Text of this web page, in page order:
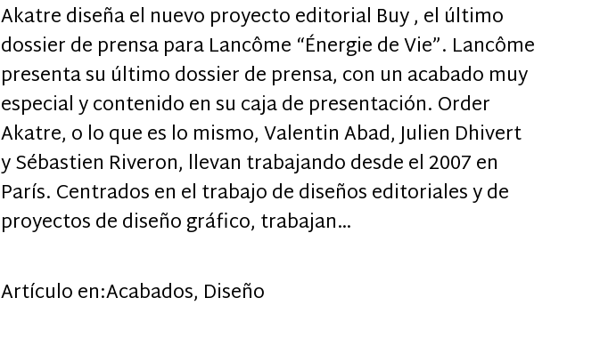
Akatre diseña el nuevo proyecto editorial Buy , el último
dossier de prensa para Lancôme “Énergie de Vie”. Lancôme
presenta su último dossier de prensa, con un acabado muy
especial y contenido en su caja de presentación. Order
Akatre, o lo que es lo mismo, Valentin Abad, Julien Dhivert
y Sébastien Riveron, llevan trabajando desde el 2007 en
París. Centrados en el trabajo de diseños editoriales y de
proyectos de diseño gráfico, trabajan…
Artículo en:Acabados, Diseño